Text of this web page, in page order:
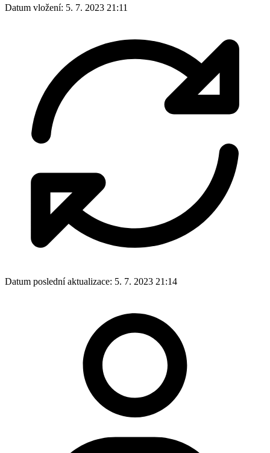
Datum vložení: 5. 7. 2023 21:11
Datum poslední aktualizace: 5. 7. 2023 21:14